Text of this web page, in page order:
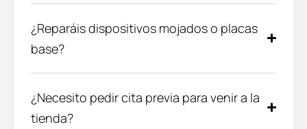
¿Reparáis dispositivos mojados o placas
base?
¿Necesito pedir cita previa para venir a la
tienda?